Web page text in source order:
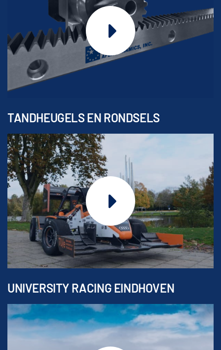
TANDHEUGELS EN RONDSELS
UNIVERSITY RACING EINDHOVEN